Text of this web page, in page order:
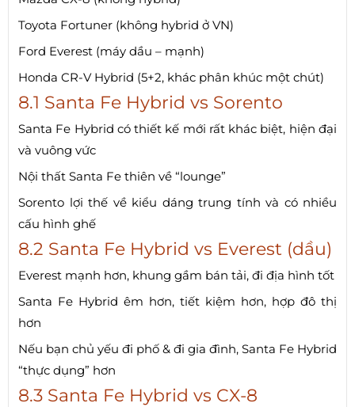
Toyota Fortuner (không hybrid ở VN)
Ford Everest (máy dầu – mạnh)
Honda CR-V Hybrid (5+2, khác phân khúc một chút)
8.1 Santa Fe Hybrid vs Sorento
Santa Fe Hybrid có thiết kế mới rất khác biệt, hiện đại
và vuông vức
Nội thất Santa Fe thiên về “lounge”
Sorento lợi thế về kiểu dáng trung tính và có nhiều
cấu hình ghế
8.2 Santa Fe Hybrid vs Everest (dầu)
Everest mạnh hơn, khung gầm bán tải, đi địa hình tốt
Santa Fe Hybrid êm hơn, tiết kiệm hơn, hợp đô thị
hơn
Nếu bạn chủ yếu đi phố & đi gia đình, Santa Fe Hybrid
“thực dụng” hơn
8.3 Santa Fe Hybrid vs CX-8